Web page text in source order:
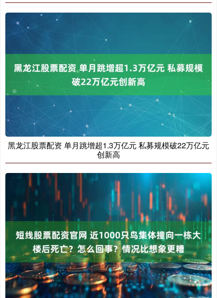
黑龙江股票配资 单月跳增超1.3万亿元 私募规模破22万亿元
创新高